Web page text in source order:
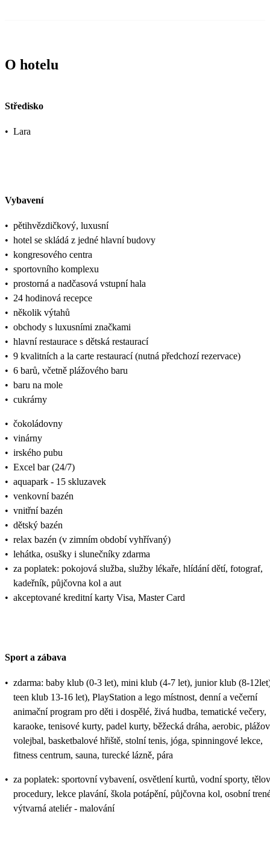
O hotelu
Středisko
• Lara
Vybavení
• pětihvězdičkový, luxusní
• hotel se skládá z jedné hlavní budovy
• kongresového centra
• sportovního komplexu
• prostorná a nadčasová vstupní hala
• 24 hodinová recepce
• několik výtahů
• obchody s luxusními značkami
• hlavní restaurace s dětská restaurací
• 9 kvalitních a la carte restaurací (nutná předchozí rezervace)
• 6 barů, včetně plážového baru
• baru na mole
• cukrárny
• čokoládovny
• vinárny
• irského pubu
• Excel bar (24/7)
• aquapark - 15 skluzavek
• venkovní bazén
• vnitřní bazén
• dětský bazén
• relax bazén (v zimním období vyhřívaný)
• lehátka, osušky i slunečníky zdarma
• za poplatek: pokojová služba, služby lékaře, hlídání dětí, fotograf,
kadeřník, půjčovna kol a aut
• akceptované kreditní karty Visa, Master Card
Sport a zábava
• zdarma: baby klub (0-3 let), mini klub (4-7 let), junior klub (8-
teen klub 13-16 let), PlayStation a lego místnost, denní a večerní
animační program pro děti i dospělé, živá hudba, tematické večery,
karaoke, tenisové kurty, padel kurty, běžecká dráha, aerobic,
volejbal, basketbalové hřiště, stolní tenis, jóga, spinningové lekce,
fitness centrum, sauna, turecké lázně, pára
• za poplatek: sportovní vybavení, osvětlení kurtů, vodní sporty,
procedury, lekce plavání, škola potápění, půjčovna kol, osobní
výtvarná ateliér - malování